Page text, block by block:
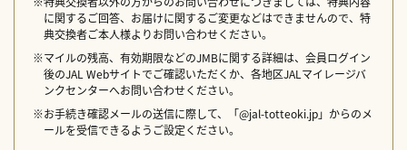
に関するご回答、お届けに関するご変更などはできませんので、特
典交換者ご本人様よりお問い合わせください。
※マイルの残高、有効期限などのJMBに関する詳細は、会員ログイン
後のJAL Webサイトでご確認いただくか、各地区JALマイレージバ
ンクセンターへお問い合わせください。
※お手続き確認メールの送信に際して、「@jal-totteoki.jp」からのメ
ールを受信できるようご設定ください。